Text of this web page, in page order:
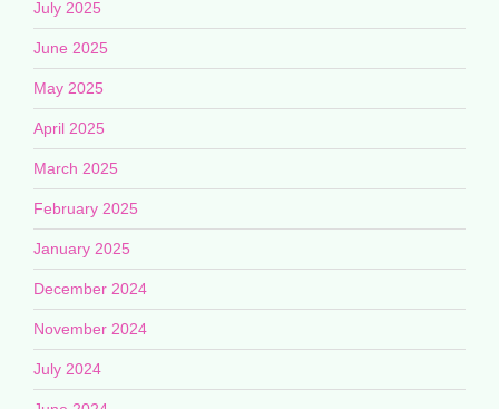
July 2025
June 2025
May 2025
April 2025
March 2025
February 2025
January 2025
December 2024
November 2024
July 2024